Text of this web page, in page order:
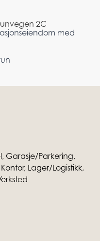
2C
med
Garasje/Parkering,
Lager/Logistikk,